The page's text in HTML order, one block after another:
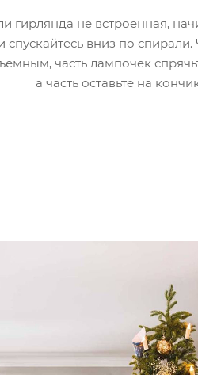
гирлянда не встроенная,
спускайтесь вниз по
часть лампочек
а часть оставьте на